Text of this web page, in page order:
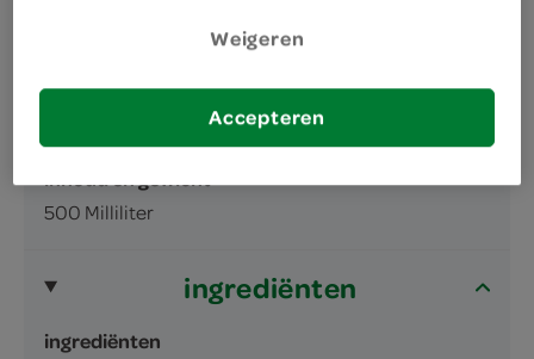
met toegevoegde vitamines B met suikers
en zoetstof. bevat taurine, ginseng, cafeïne
500 Milliliter
ingrediënten
ingrediënten
Weigeren
Accepteren